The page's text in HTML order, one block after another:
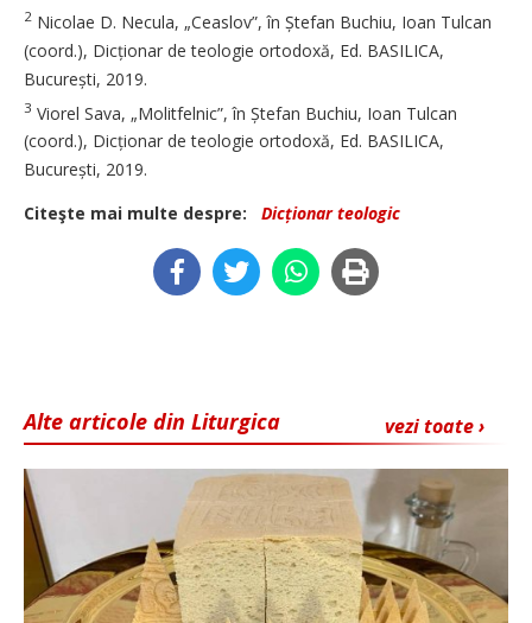
2 Nicolae D. Necula, „Ceaslov”, în Ștefan Buchiu, Ioan Tulcan
(coord.), Dicționar de teologie ortodoxă, Ed. BASILICA,
București, 2019.
3 Viorel Sava, „Molitfelnic”, în Ștefan Buchiu, Ioan Tulcan
(coord.), Dicționar de teologie ortodoxă, Ed. BASILICA,
București, 2019.
Citeşte mai multe despre:
Dicționar teologic
vezi toate ›
Alte articole din Liturgica